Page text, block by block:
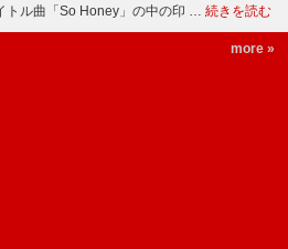
ル曲「So Honey」の中の印 … 続きを読む
more »